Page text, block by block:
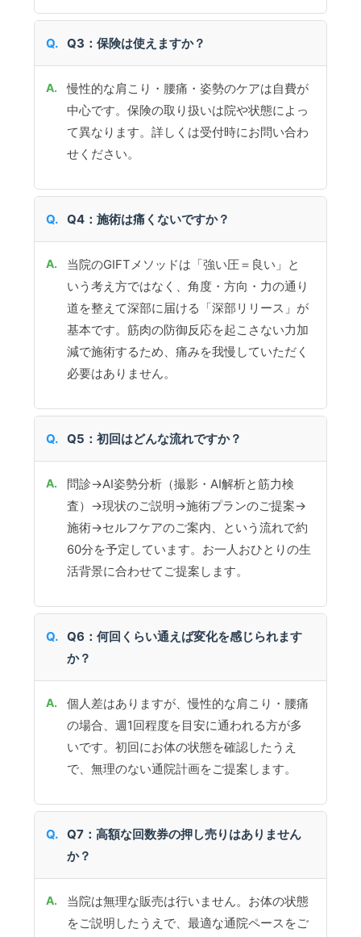
Q3：保険は使えますか？
慢性的な肩こり・腰痛・姿勢のケアは自費が
中心です。保険の取り扱いは院や状態によっ
て異なります。詳しくは受付時にお問い合わ
せください。
Q4：施術は痛くないですか？
当院のGIFTメソッドは「強い圧＝良い」と
いう考え方ではなく、角度・方向・力の通り
道を整えて深部に届ける「深部リリース」が
基本です。筋肉の防御反応を起こさない力加
減で施術するため、痛みを我慢していただく
必要はありません。
Q5：初回はどんな流れですか？
問診→AI姿勢分析（撮影・AI解析と筋力検
査）→現状のご説明→施術プランのご提案→
施術→セルフケアのご案内、という流れで約
60分を予定しています。お一人おひとりの生
活背景に合わせてご提案します。
Q6：何回くらい通えば変化を感じられます
か？
個人差はありますが、慢性的な肩こり・腰痛
の場合、週1回程度を目安に通われる方が多
いです。初回にお体の状態を確認したうえ
で、無理のない通院計画をご提案します。
Q7：高額な回数券の押し売りはありません
か？
当院は無理な販売は行いません。お体の状態
をご説明したうえで、最適な通院ペースをご